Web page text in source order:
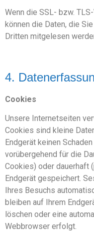
Wenn die SSL- bzw.
können die Daten, die
Dritten mitgelesen
4.
Cookies
Unsere Internetseiten
Cookies sind kleine
Endgerät keinen
vorübergehend für die
Cookies) oder dauerhaft
Endgerät gespeichert.
Ihres Besuchs
bleiben auf Ihrem
löschen oder eine
Webbrowser erfolgt.